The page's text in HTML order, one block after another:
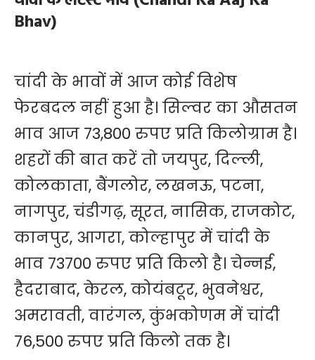
Bhav)
चांदी के भावों में आज कोई विशेष
फेरबदल नहीं हुआ है। सिल्वर का औसतन
भाव आज 73,800 रुपए प्रति किलोग्राम है।
शहरों की बात करें तो जयपुर, दिल्ली,
कोलकाता, बैंगलोर, लखनऊ, पटना,
नागपुर, चंडीगढ़, सूरत, नासिक, राजकोट,
कानपुर, आगरा, कोल्हापुर में चांदी के
भाव 73700 रुपए प्रति किलो है। चेन्नई,
हैदराबाद, केरल, कोयंबटूर, भुवनेश्वर,
अमरावती, वारंगल, कुंभकोणम में चांदी
76,500 रुपए प्रति किलो तक है।